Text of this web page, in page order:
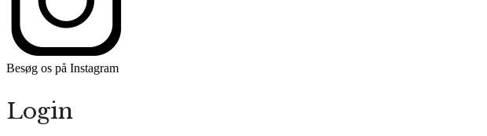
Besøg os på Instagram
Login